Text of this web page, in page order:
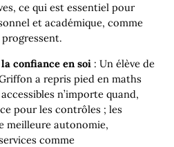
ce qui est essentiel pour
et académique, comme
confiance en soi : Un élève de
a repris pied en maths
n’importe quand,
pour les contrôles ; les
meilleure autonomie,
comme